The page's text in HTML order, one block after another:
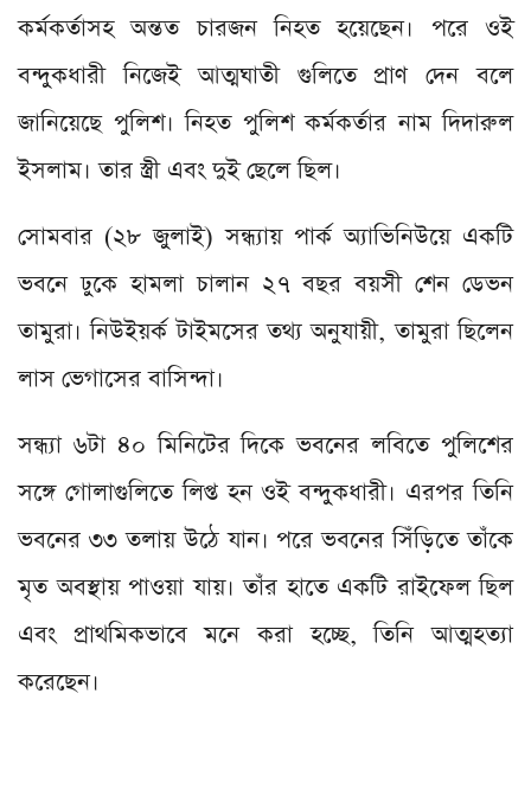
কর্মকর্তাসহ অন্তত চারজন নিহত হয়েছেন। পরে ওই
বন্দুকধারী নিজেই আত্মঘাতী গুলিতে প্রাণ দেন বলে
জানিয়েছে পুলিশ। নিহত পুলিশ কর্মকর্তার নাম দিদারুল
ইসলাম। তার স্ত্রী এবং দুই ছেলে ছিল।
সোমবার (২৮ জুলাই) সন্ধ্যায় পার্ক অ্যাভিনিউয়ে একটি
ভবনে ঢুকে হামলা চালান ২৭ বছর বয়সী শেন ডেভন
তামুরা। নিউইয়র্ক টাইমসের তথ্য অনুযায়ী, তামুরা ছিলেন
লাস ভেগাসের বাসিন্দা।
সন্ধ্যা ৬টা ৪০ মিনিটের দিকে ভবনের লবিতে পুলিশের
সঙ্গে গোলাগুলিতে লিপ্ত হন ওই বন্দুকধারী। এরপর তিনি
ভবনের ৩৩ তলায় উঠে যান। পরে ভবনের সিঁড়িতে তাঁকে
মৃত অবস্থায় পাওয়া যায়। তাঁর হাতে একটি রাইফেল ছিল
এবং প্রাথমিকভাবে মনে করা হচ্ছে, তিনি আত্মহত্যা
করেছেন।